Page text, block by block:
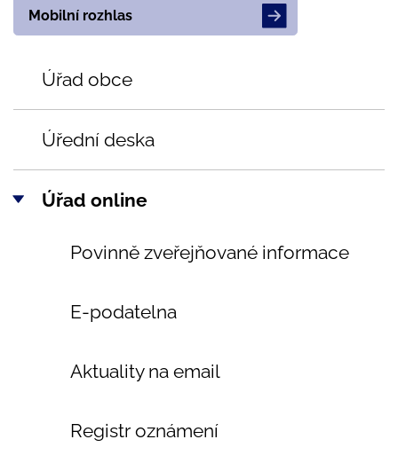
Mobilní rozhlas
Úřad obce
Úřední deska
Úřad online
Povinně zveřejňované informace
E-podatelna
Aktuality na email
Registr oznámení